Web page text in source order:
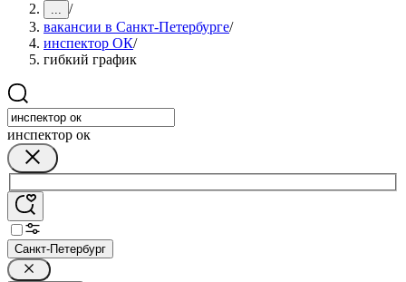
... /
вакансии в Санкт-Петербурге/
инспектор ОК/
гибкий график
инспектор ок
Санкт-Петербург